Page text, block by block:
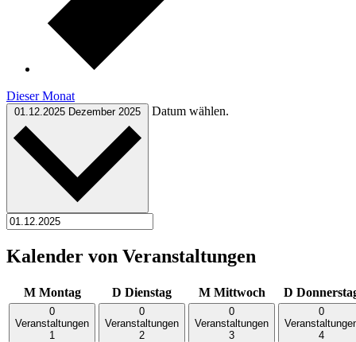
Dieser Monat
01.12.2025 Dezember 2025 Datum wählen.
Kalender von Veranstaltungen
M Montag D Dienstag M Mittwoch D
0
Veranstaltungen
1
0
Veranstaltungen
2
0
Veranstaltungen
3
0
4